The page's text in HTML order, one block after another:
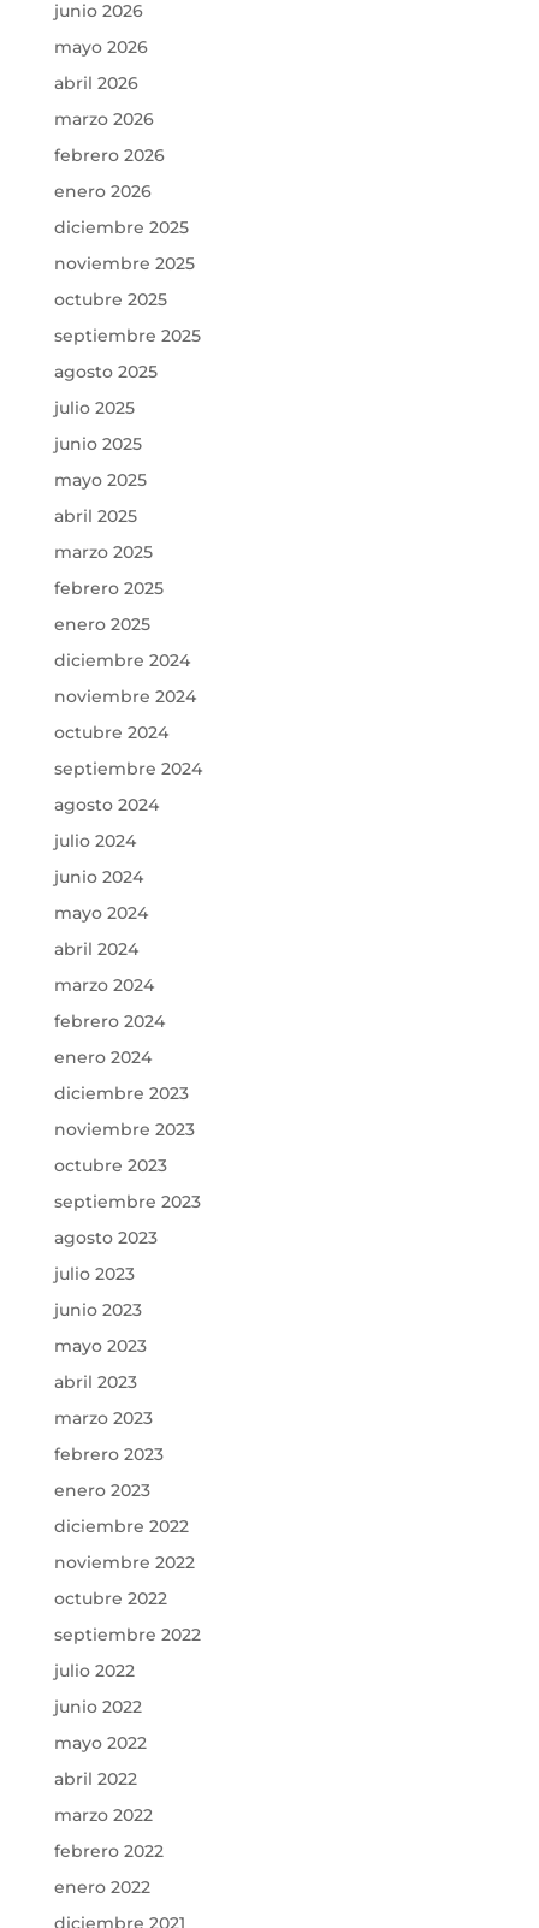
junio 2026
mayo 2026
abril 2026
marzo 2026
febrero 2026
enero 2026
diciembre 2025
noviembre 2025
octubre 2025
septiembre 2025
agosto 2025
julio 2025
junio 2025
mayo 2025
abril 2025
marzo 2025
febrero 2025
enero 2025
diciembre 2024
noviembre 2024
octubre 2024
septiembre 2024
agosto 2024
julio 2024
junio 2024
mayo 2024
abril 2024
marzo 2024
febrero 2024
enero 2024
diciembre 2023
noviembre 2023
octubre 2023
septiembre 2023
agosto 2023
julio 2023
junio 2023
mayo 2023
abril 2023
marzo 2023
febrero 2023
enero 2023
diciembre 2022
noviembre 2022
octubre 2022
septiembre 2022
julio 2022
junio 2022
mayo 2022
abril 2022
marzo 2022
febrero 2022
enero 2022
diciembre 2021